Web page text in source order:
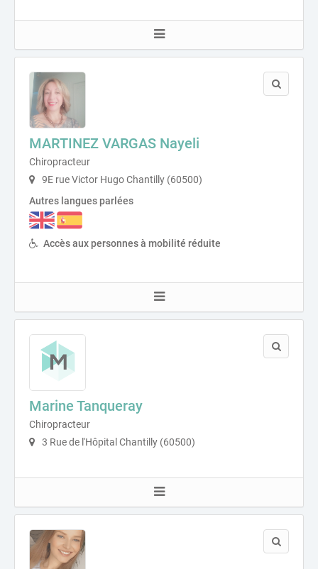
MARTINEZ VARGAS Nayeli
Chiropracteur
9E rue Victor Hugo Chantilly (60500)
Autres langues parlées
Accès aux personnes à mobilité réduite
Marine Tanqueray
Chiropracteur
3 Rue de l'Hôpital Chantilly (60500)